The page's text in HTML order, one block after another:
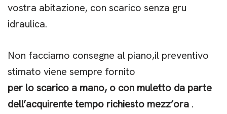
vostra abitazione, con scarico senza gru
idraulica.
Non facciamo consegne al piano,il preventivo
stimato viene sempre fornito
per lo scarico a mano, o con muletto da parte
dell’acquirente tempo richiesto mezz’ora .